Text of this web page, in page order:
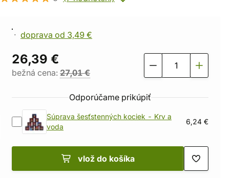
doprava od 3,49 €
26,39 €
bežná cena: 27,01 €
Odporúčame prikúpiť
Súprava šesťstenných kociek - Krv a
voda
6,24 €
vlož do košíka